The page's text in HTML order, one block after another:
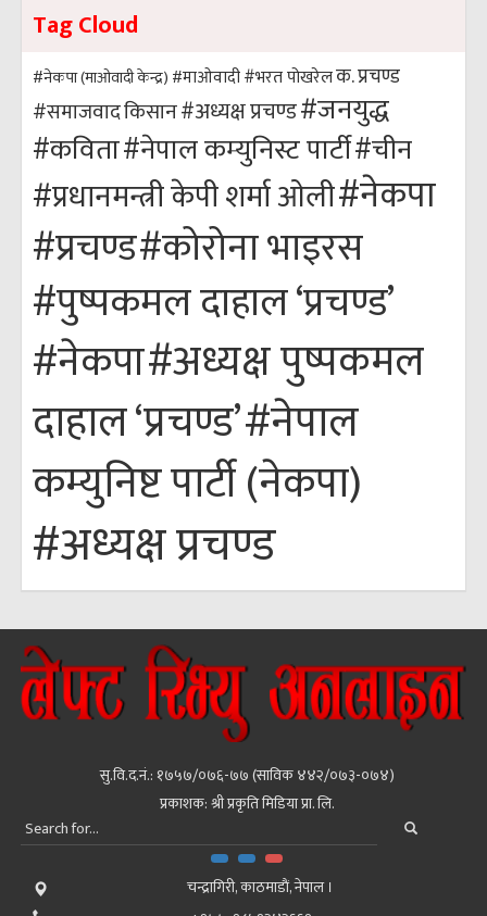
Tag Cloud
#नेकपा (माओवादी केन्द्र) #माओवादी#भरत पोखरेलक. प्रचण्ड
#समाजवादकिसान#अध्यक्ष प्रचण्ड#जनयुद्ध
#कविता#नेपाल कम्युनिस्ट पार्टी#चीन
#प्रधानमन्त्री केपी शर्मा ओली#नेकपा
#प्रचण्ड#कोरोना भाइरस
#पुष्पकमल दाहाल ‘प्रचण्ड’
#नेकपा#अध्यक्ष पुष्पकमल
दाहाल ‘प्रचण्ड’#नेपाल
कम्युनिष्ट पार्टी (नेकपा)
#अध्यक्ष प्रचण्ड
सु.वि.द.नं.: १७५७/०७६-७७ (साविक ४४२/०७३-०७४)
प्रकाशक: श्री प्रकृति मिडिया प्रा. लि.
चन्द्रागिरी, काठमाडाैं, नेपाल ।